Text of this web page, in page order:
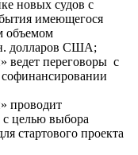
новых судов с
имеющегося
объемом
долларов США;
ведет переговоры с
проводит
с целью выбора
стартового проекта